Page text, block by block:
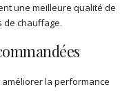
une meilleure qualité de
de chauffage.
la performance